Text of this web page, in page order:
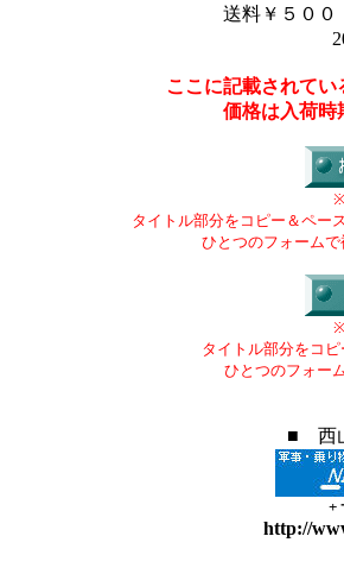
送料￥５００
ここに記載されて
価格は入荷時
タイトル部分をコピー＆ペー
ひとつのフォーム
タイトル部分をコ
ひとつのフォー
■ 西
+
http://